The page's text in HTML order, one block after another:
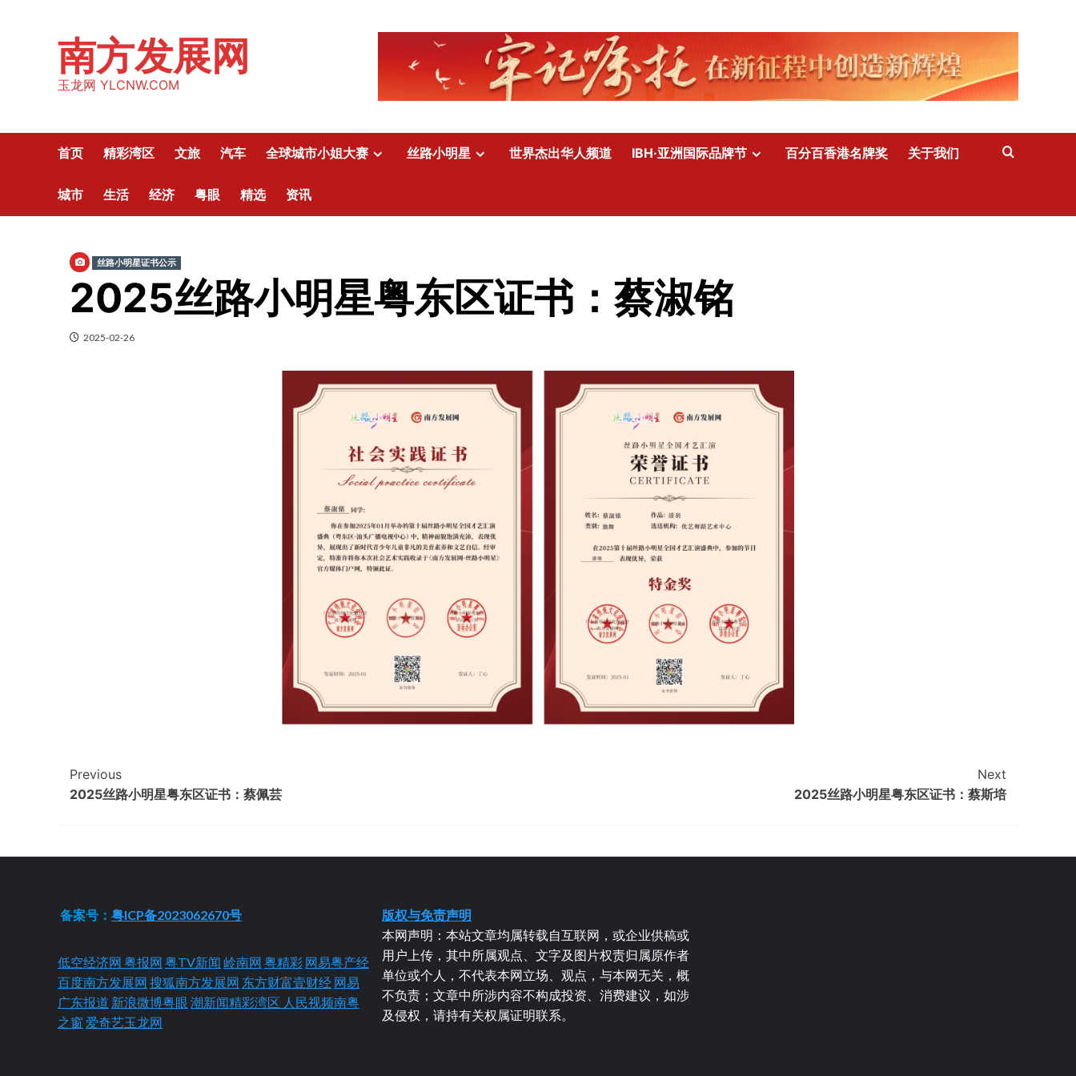
南方发展网
玉龙网 YLCNW.COM
首页 精彩湾区 文旅 汽车 全球城市小姐大赛 丝路小明星 世界杰出华人频道 IBH·亚洲国际品牌节 百分百香港名牌奖 关于我们
城市 生活 经济 粤眼 精选 资讯
丝路小明星证书公示
2025丝路小明星粤东区证书：蔡淑铭
2025-02-26
Continue
Reading
Previous
2025丝路小明星粤东区证书：蔡佩芸
Next
2025丝路小明星粤东区证书：蔡斯培
备案号：粤ICP备2023062670号
低空经济网 粤报网 粤TV新闻 岭南网 粤精彩 网易粤产经
百度南方发展网 搜狐南方发展网 东方财富壹财经 网易
广东报道 新浪微博粤眼 潮新闻精彩湾区 人民视频南粤
之窗 爱奇艺玉龙网
版权与免责声明
本网声明：本站文章均属转载自互联网，或企业供稿或
用户上传，其中所属观点、文字及图片权责归属原作者
单位或个人，不代表本网立场、观点，与本网无关，概
不负责；文章中所涉内容不构成投资、消费建议，如涉
及侵权，请持有关权属证明联系。